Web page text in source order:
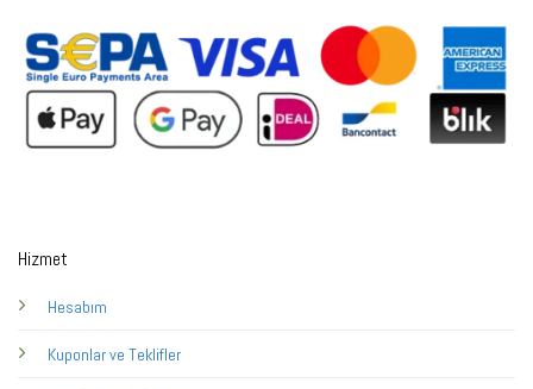
Hizmet
Hesabım
Kuponlar ve Teklifler